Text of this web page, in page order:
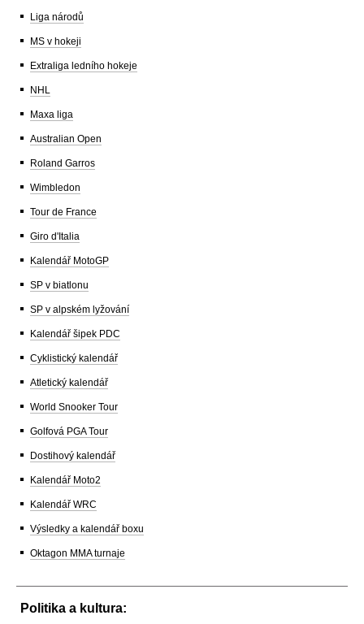
Liga národů
MS v hokeji
Extraliga ledního hokeje
NHL
Maxa liga
Australian Open
Roland Garros
Wimbledon
Tour de France
Giro d'Italia
Kalendář MotoGP
SP v biatlonu
SP v alpském lyžování
Kalendář šipek PDC
Cyklistický kalendář
Atletický kalendář
World Snooker Tour
Golfová PGA Tour
Dostihový kalendář
Kalendář Moto2
Kalendář WRC
Výsledky a kalendář boxu
Oktagon MMA turnaje
Politika a kultura: